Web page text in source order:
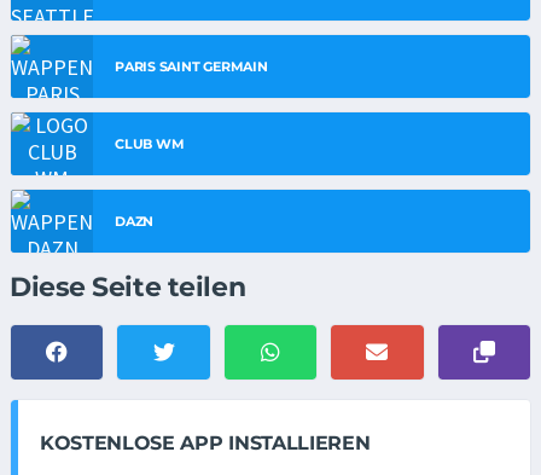
PARIS SAINT GERMAIN
CLUB WM
DAZN
Diese Seite teilen
KOSTENLOSE APP INSTALLIEREN